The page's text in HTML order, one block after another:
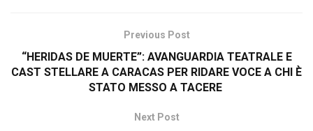
Previous Post
“HERIDAS DE MUERTE”: AVANGUARDIA TEATRALE E
CAST STELLARE A CARACAS PER RIDARE VOCE A CHI È
STATO MESSO A TACERE
Next Post